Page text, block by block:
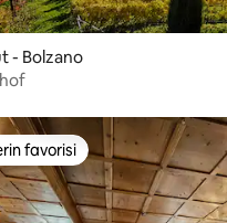
- Bolzano
favorilerinden en beğenilenler
favorisi